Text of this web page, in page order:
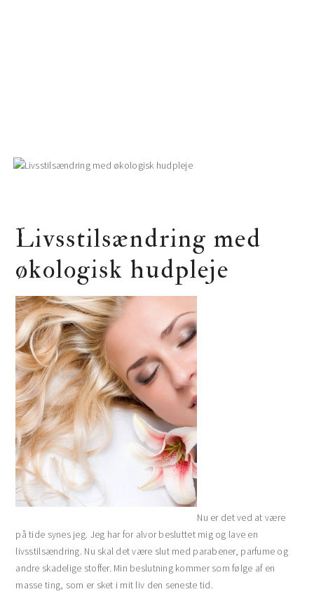
Livsstilsændring med
økologisk hudpleje
Nu er det ved at være
på tide synes jeg. Jeg har for alvor besluttet mig og lave en
livsstilsændring. Nu skal det være slut med parabener, parfume og
andre skadelige stoffer. Min beslutning kommer som følge af en
masse ting, som er sket i mit liv den seneste tid.